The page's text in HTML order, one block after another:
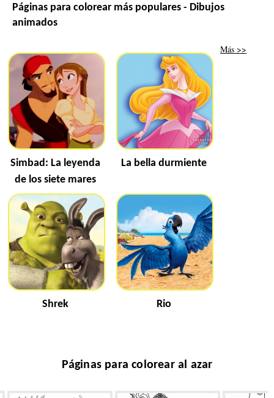
Páginas para colorear más populares - Dibujos
animados
Simbad: La leyenda
de los siete mares
La bella durmiente
Shrek Rio
Más >>
Páginas para colorear al azar